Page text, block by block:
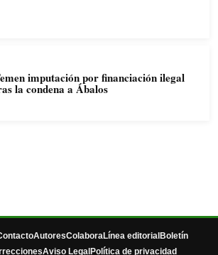
imputación por financiación ilegal
la condena a Ábalos
AutoresColaboraLínea editorial Boletín
Aviso Legal Política de privacidad